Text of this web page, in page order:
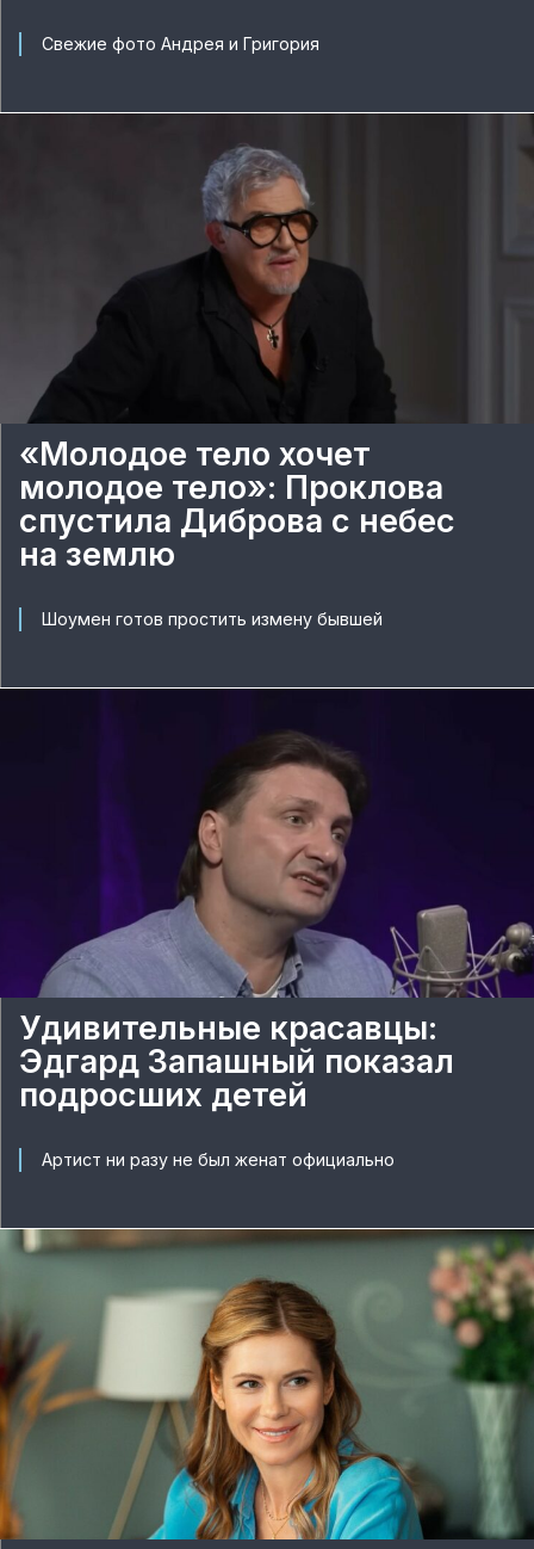
Свежие фото Андрея и Григория
«Молодое тело хочет
молодое тело»: Проклова
спустила Диброва с небес
на землю
Шоумен готов простить измену бывшей
Удивительные красавцы:
Эдгард Запашный показал
подросших детей
Артист ни разу не был женат официально